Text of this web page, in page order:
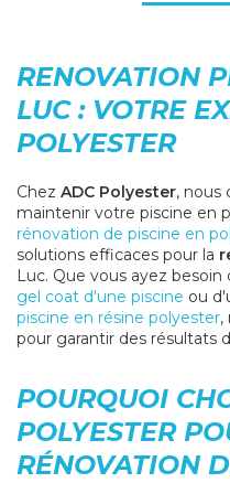
RENOVATION
LUC : VOTRE
POLYESTER
Chez ADC Polyester, nous
maintenir votre piscine en
rénovation de piscine en
solutions efficaces pour la
Luc. Que vous ayez besoin
gel coat d'une piscine ou
piscine en résine polyester,
pour garantir des résultats
POURQUOI
POLYESTER
RÉNOVATION